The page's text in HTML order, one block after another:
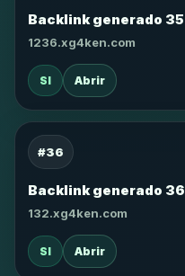
Backlink generado 35
1236.xg4ken.com
SI Abrir
#36
Backlink generado 36
132.xg4ken.com
SI Abrir